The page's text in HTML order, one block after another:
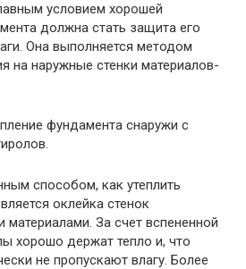
условием хорошей
должна стать защита его
Она выполняется методом
на наружные стенки материалов-
фундамента снаружи с
способом, как утеплить
оклейка стенок
За счет вспененной
хорошо держат тепло и, что
не пропускают влагу. Более